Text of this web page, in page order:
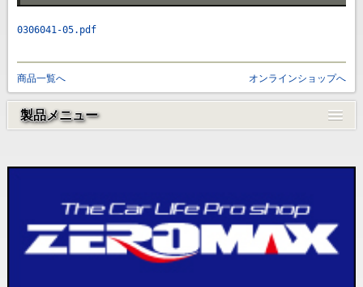
製品メニュー
0306041-05.pdf
商品一覧へ オンラインショップへ